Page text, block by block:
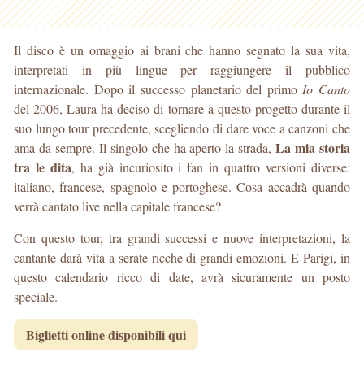
Il disco è un omaggio ai brani che hanno segnato la sua vita,
interpretati in più lingue per raggiungere il pubblico
internazionale. Dopo il successo planetario del primo Io Canto
del 2006, Laura ha deciso di tornare a questo progetto durante il
suo lungo tour precedente, scegliendo di dare voce a canzoni che
ama da sempre. Il singolo che ha aperto la strada,La mia storia
tra le dita, ha già incuriosito i fan in quattro versioni diverse:
italiano, francese, spagnolo e portoghese. Cosa accadrà quando
verrà cantato live nella capitale francese?
Con questo tour, tra grandi successi e nuove interpretazioni, la
cantante darà vita a serate ricche di grandi emozioni. E Parigi, in
questo calendario ricco di date, avrà sicuramente un posto
speciale.
Biglietti online disponibili qui